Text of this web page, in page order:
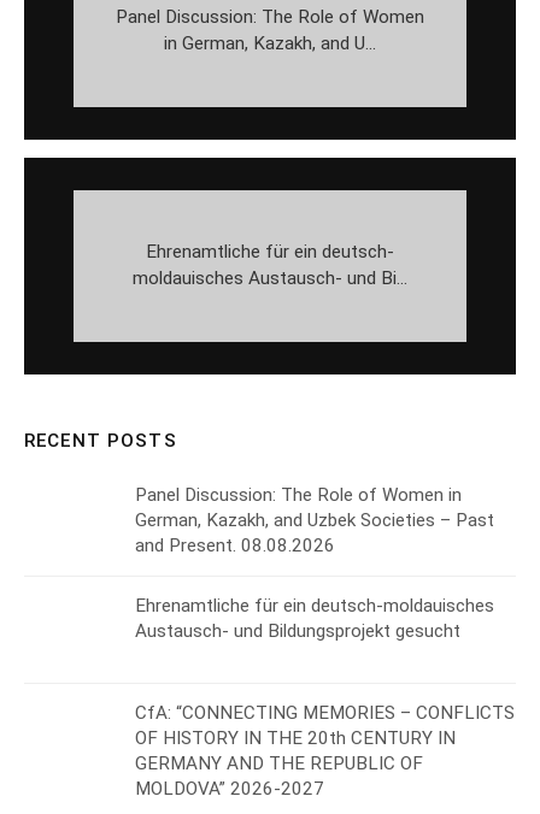
Panel Discussion: The Role of Women
in German, Kazakh, and U...
Ehrenamtliche für ein deutsch-
moldauisches Austausch- und Bi...
RECENT POSTS
Panel Discussion: The Role of Women in
German, Kazakh, and Uzbek Societies – Past
and Present. 08.08.2026
Ehrenamtliche für ein deutsch-moldauisches
Austausch- und Bildungsprojekt gesucht
CfA: “CONNECTING MEMORIES – CONFLICTS
OF HISTORY IN THE 20th CENTURY IN
GERMANY AND THE REPUBLIC OF
MOLDOVA” 2026-2027